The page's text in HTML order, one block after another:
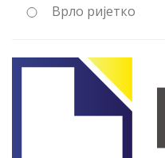
Врло ријетко